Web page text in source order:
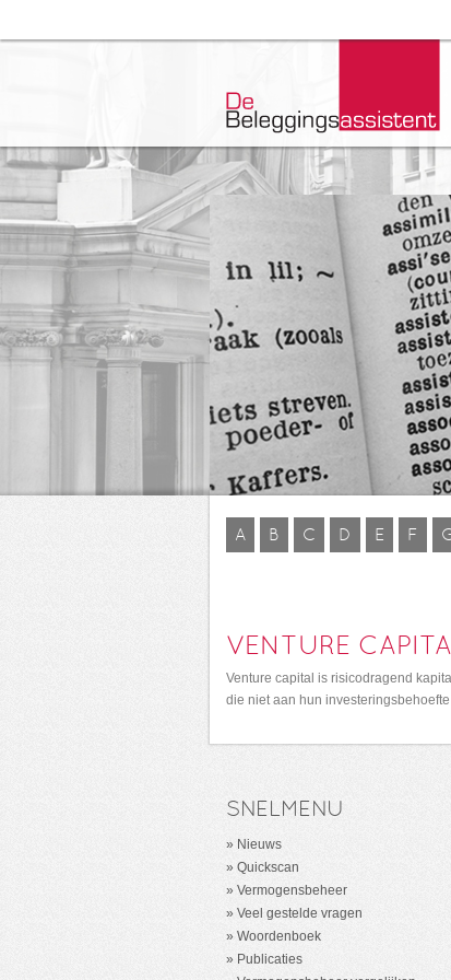
A B C D E F
VENTURE
Venture capital is risicodragend
die niet aan hun
SNELMENU
Nieuws
Quickscan
Vermogensbeheer
Veel gestelde vragen
Woordenboek
Publicaties